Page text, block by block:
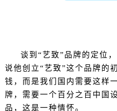
谈到“艺致”品牌的定位
说他创立“艺致”这个品牌的
钱，而是我们国内需要这样
牌，需要一个百分之百中国
品，这是一种情怀。